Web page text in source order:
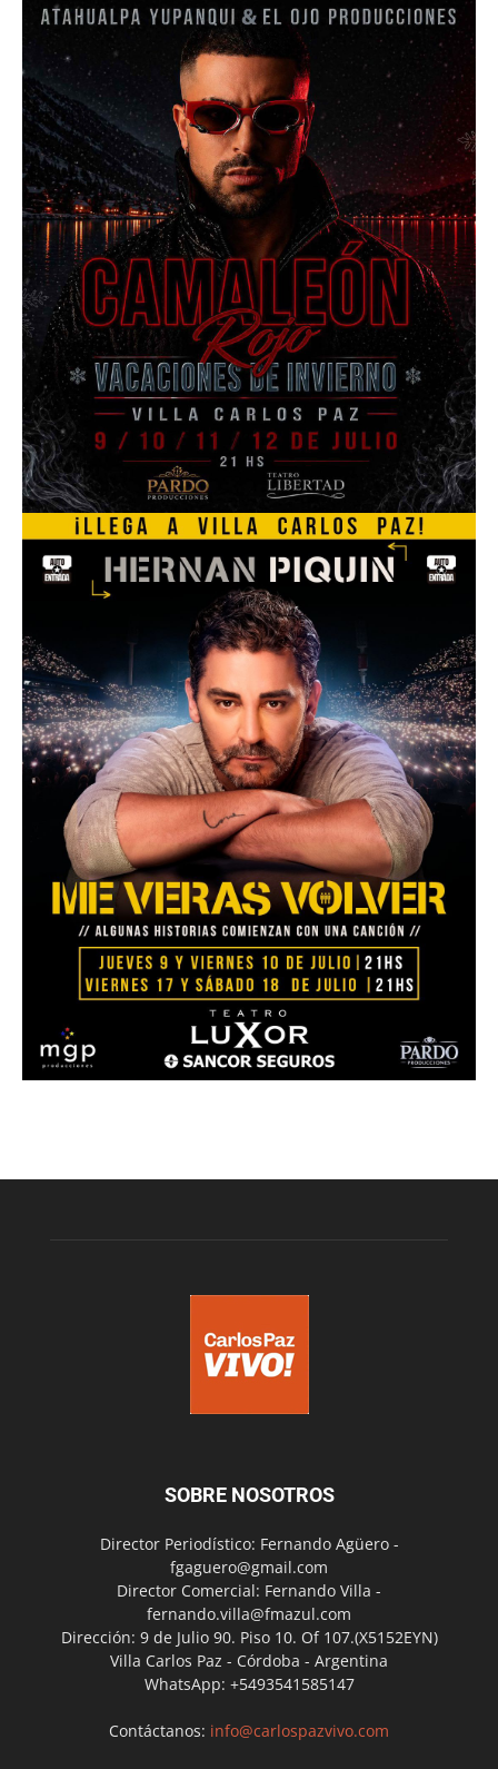
SOBRE NOSOTROS
Director Periodístico: Fernando Agüero -
fgaguero@gmail.com
Director Comercial: Fernando Villa -
fernando.villa@fmazul.com
Dirección: 9 de Julio 90. Piso 10. Of 107.(X5152EYN)
Villa Carlos Paz - Córdoba - Argentina
WhatsApp: +5493541585147
Contáctanos: info@carlospazvivo.com